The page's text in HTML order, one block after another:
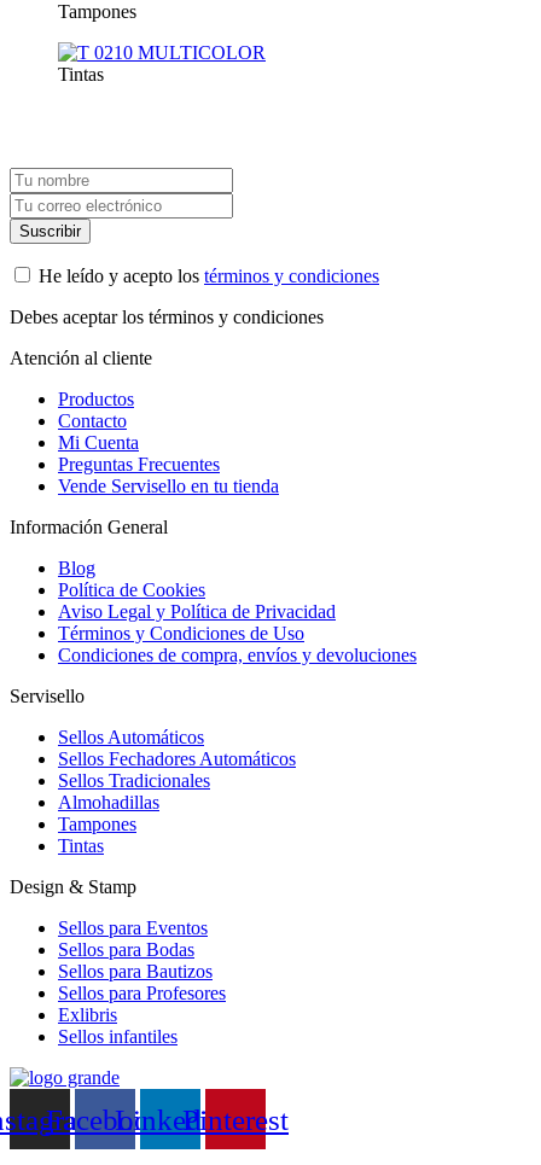
Tampones
Tintas
He leído y acepto los términos y condiciones
Debes aceptar los términos y condiciones
Atención al cliente
Productos
Contacto
Mi Cuenta
Preguntas Frecuentes
Vende Servisello en tu tienda
Información General
Blog
Política de Cookies
Aviso Legal y Política de Privacidad
Términos y Condiciones de Uso
Condiciones de compra, envíos y devoluciones
Servisello
Sellos Automáticos
Sellos Fechadores Automáticos
Sellos Tradicionales
Almohadillas
Tampones
Tintas
Design & Stamp
Sellos para Eventos
Sellos para Bodas
Sellos para Bautizos
Sellos para Profesores
Exlibris
Sellos infantiles
FacebookLinkedinPinterest